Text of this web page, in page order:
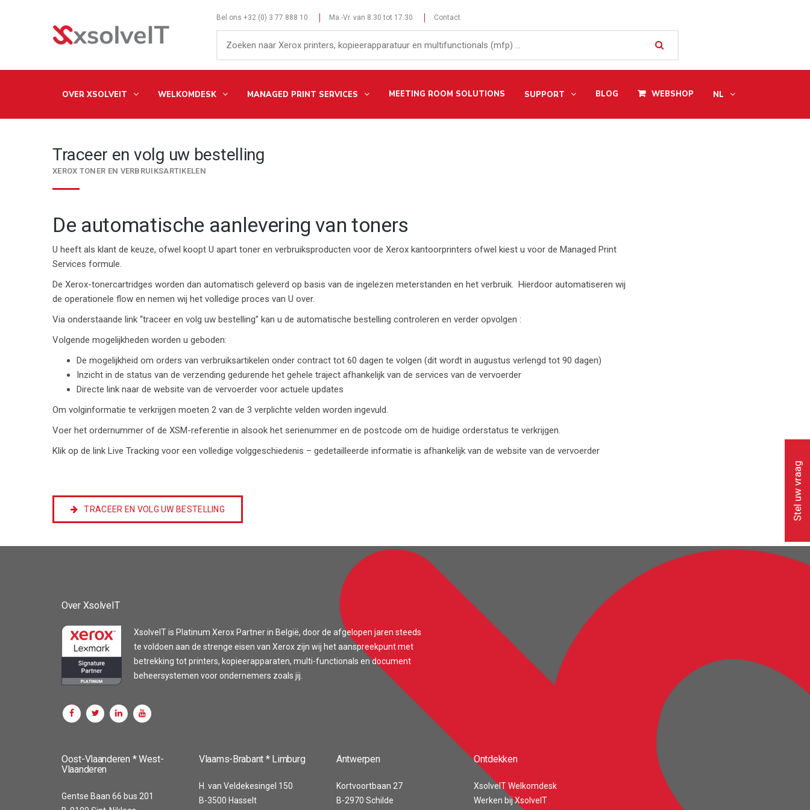
Bel ons +32 (0) 3 77 888 10 Ma.-Vr. van 8.30 tot 17.30 Contact
OVER XSOLVEIT WELKOMDESK MANAGED PRINT SERVICES MEETING ROOM SOLUTIONS SUPPORT BLOG WEBSHOP NL
Traceer en volg uw bestelling
XEROX TONER EN VERBRUIKSARTIKELEN
De automatische aanlevering van toners
U heeft als klant de keuze, ofwel koopt U apart toner en verbruiksproducten voor de Xerox kantoorprinters ofwel kiest u voor de Managed Print
Services formule.
De Xerox-tonercartridges worden dan automatisch geleverd op basis van de ingelezen meterstanden en het verbruik. Hierdoor automatiseren wij
de operationele flow en nemen wij het volledige proces van U over.
Via onderstaande link “traceer en volg uw bestelling” kan u de automatische bestelling controleren en verder opvolgen :
Volgende mogelijkheden worden u geboden:
De mogelijkheid om orders van verbruiksartikelen onder contract tot 60 dagen te volgen (dit wordt in augustus verlengd tot 90 dagen)
Inzicht in de status van de verzending gedurende het gehele traject afhankelijk van de services van de vervoerder
Directe link naar de website van de vervoerder voor actuele updates
Om volginformatie te verkrijgen moeten 2 van de 3 verplichte velden worden ingevuld.
Voer het ordernummer of de XSM-referentie in alsook het serienummer en de postcode om de huidige orderstatus te verkrijgen.
Klik op de link Live Tracking voor een volledige volggeschiedenis – gedetailleerde informatie is afhankelijk van de website van de vervoerder
TRACEER EN VOLG UW BESTELLING
Over XsolveIT
XsolveIT is Platinum Xerox Partner in België, door de afgelopen jaren steeds
te voldoen aan de strenge eisen van Xerox zijn wij het aanspreekpunt met
betrekking tot printers, kopieerapparaten, multi-functionals en document
beheersystemen voor ondernemers zoals jij.
Oost-Vlaanderen * West-
Vlaanderen
Gentse Baan 66 bus 201
Vlaams-Brabant * Limburg
H. van Veldekesingel 150
B-3500 Hasselt
Antwerpen
Kortvoortbaan 27
B-2970 Schilde
Ontdekken
XsolveIT Welkomdesk
Werken bij XsolveIT
Stel uw vraag
XsolveIT
Recommended on
ProvenExpert.com
4.56 / 5.00